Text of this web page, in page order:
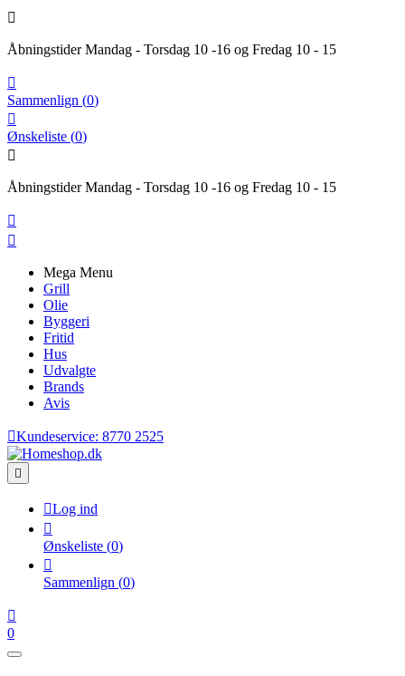

Åbningstider Mandag - Torsdag 10 -16 og Fredag 10 - 15

Sammenlign (0)

Ønskeliste (0)

Åbningstider Mandag - Torsdag 10 -16 og Fredag 10 - 15


Mega Menu
Grill
Olie
Byggeri
Fritid
Hus
Udvalgte
Brands
Avis
Kundeservice: 8770 2525

Log ind

Ønskeliste (0)

Sammenlign (0)

0